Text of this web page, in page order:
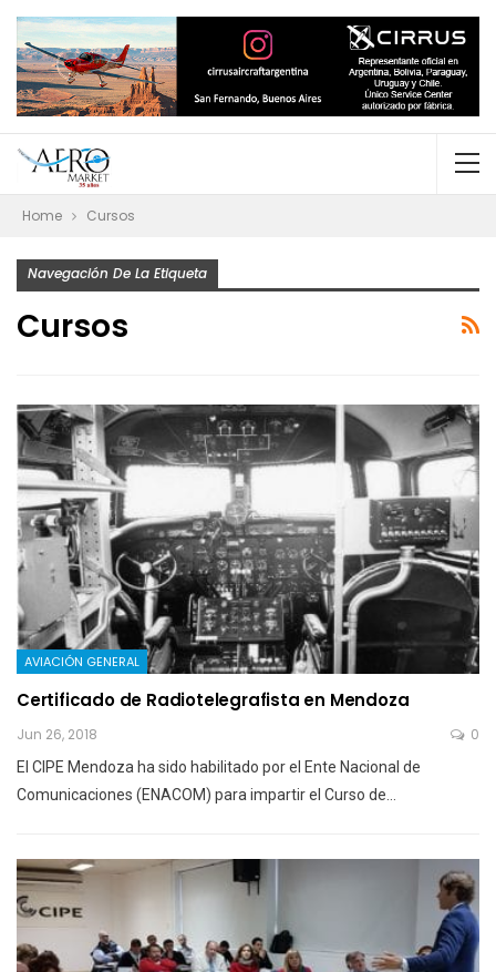
Home Cursos
Navegación De La Etiqueta
Cursos
AVIACIÓN GENERAL
Certificado de Radiotelegrafista en Mendoza
Jun 26, 2018 0
El CIPE Mendoza ha sido habilitado por el Ente Nacional de
Comunicaciones (ENACOM) para impartir el Curso de…